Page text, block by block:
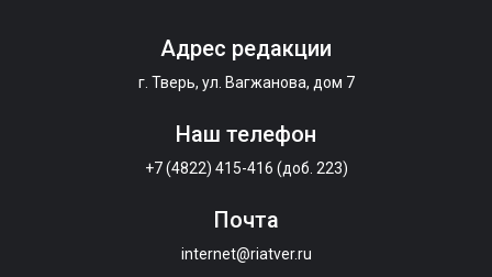
Адрес редакции
г. Тверь, ул. Вагжанова, дом 7
Наш телефон
+7 (4822) 415-416 (доб. 223)
Почта
internet@riatver.ru